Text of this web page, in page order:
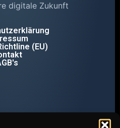
digitale Zukunft
(EU)